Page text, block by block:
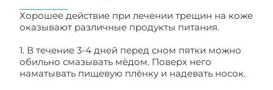
Хорошее действие при лечении трещин на коже
оказывают различные продукты питания.
1. В течение 3-4 дней перед сном пятки можно
обильно смазывать мёдом. Поверх него
наматывать пищевую плёнку и надевать носок.